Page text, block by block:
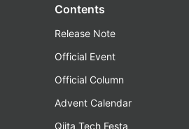
Contents
Release Note
Official Event
Official Column
Advent Calendar
Qiita Tech Festa